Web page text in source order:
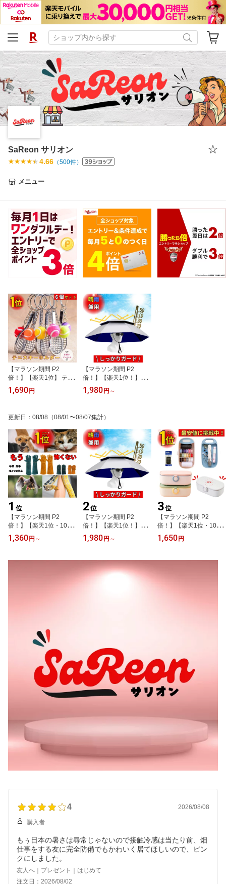
SaReon サリオン
4.66 （500件）
メニュー
【マラソン期間 P2
倍！】【楽天1位】 テニ
ス キーホルダー 6個セッ
ト キーリング テニス ラ
業記念品 引退 卒業 部活
大会 プレゼント イベン
ト 中学 高校 記念品 卒部
贈り物 ギフト 携帯 バッ
グ
1,690 円
【マラソン期間 P2
倍！】【楽天1位！】か
ぶる傘 かぶる日傘 傘帽
子頭にかぶる日傘 ハンズ
釣り ガーデニング 屋外
作業 園芸 折りたたみ傘
帽子 日差しカット かさ
折りたたみ 熱中症対策
暑さ対策 アウトドア
1,980 円 ～
更新日 ： 08/08 （08/01〜08/07集計）
1 位
【マラソン期間 P2
倍！】【楽天1位・100冠
獲得】ペットグローブ 犬
噛みつき防止 ペット 手
犬 グローブ セーフティ
1,360 円 ～
2位
【マラソン期間 P2
倍！】【楽天1位！】か
ぶる傘 かぶる日傘 傘帽
子頭にかぶる日傘 ハンズ
両手が使える 釣り傘 傘
釣り ガーデニング 屋外
作業 園芸 折りたたみ傘
1,980 円 ～
3位
【マラソン期間 P2
倍！】【楽天1位・100冠
獲得】 裁縫セット 裁縫
道具 ソーイングセット
ニ 携帯 家庭用 おしゃれ
1,650 円
4 2026/08/08
購入者
もぅ日本の暑さは尋常じゃないので接触冷感は当たり前、畑
仕事をする友に完全防備でもかわいく居てほしいので、ピン
クにしました。
友人へ｜プレゼント｜はじめて
注文日：2026/08/02